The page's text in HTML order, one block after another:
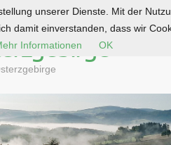
unserer Dienste. Mit der
damit einverstanden, dass wir
Informationen OK